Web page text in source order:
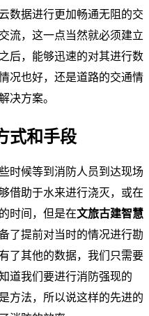
数据进行更加畅通无阻的交
流，这一点当然就必须建立
后，能够迅速的对其进行数
况也好，还是道路的交通情
决方案。
式和手段
时候等到消防人员到达现场
借助于水来进行浇灭，或在
时间，但是在文旅古建智慧
了提前对当时的情况进行勘
了其他的数据，我们只需要
道我们要进行消防强现的
方法，所以说这样的先进的